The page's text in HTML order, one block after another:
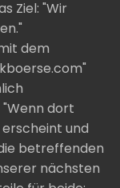
Ziel: "Wir
dem
dort
und
betreffenden
nächsten